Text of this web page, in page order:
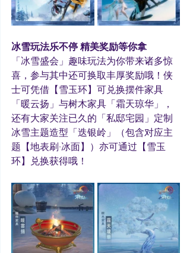
冰雪玩法乐不停 精美奖励等你拿
「冰雪盛会」趣味玩法为你带来诸多惊
喜，参与其中还可换取丰厚奖励哦！侠
士可凭借【雪玉环】可兑换摆件家具
「暖云扬」与树木家具「霜天琼华」，
还有大家关注已久的「私邸宅园」定制
冰雪主题造型「迭银岭」（包含对应主
题【地表刷·冰面】）亦可通过【雪玉
环】兑换获得哦！